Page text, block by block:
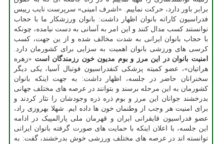
برابر باور دارد، حرکت نماییم. «اشرف امینی» سرپرست نایب رییس
فدراسیون کاراته بانوان اظهار داشت: بانوان ورزشکار ما با حجاب
توانستند کسب مدال کنند و این امر به آسانی به دست نیامده، چونکه
با حجاب بانوان ایرانی به شدت مخالف شده و از ین جهت، کسب
کرسی های ورزشی بانوان اهمیت به سزایی برای کشورمان دارد.
امنیت بانوان در این مرز و بوم مدیون خون رزمندگان است «زهره
هراتیان»، عضو کمیته پزشکی کنفدراسیون فوتبال آسیا، یکی دیگر
سخنرانان حاضر در جلسه، اظهار داشت: به جهت اینکه بانوان
کشورمان به این مرحله برسند و بتوانند در عرصه های مختلف جهانی
بدرخشند جوانان این مرز و بوم ذره ذره وجودشان را نثار کردند و
برای امنیت هر وجب از وطنمان خون ها داده ایم. شهلا بهروزی راد،
عضو فدراسیون قایقرانی ایران و قهرمان ملی پارالمپیک در ادامه
این جلسه، با اعلان اینکه با حمایت های صورت گرفته بانوان ایرانی
توانسته اند در عرصه های مختلف ورزشی خوش بدرخشند، گفت: به